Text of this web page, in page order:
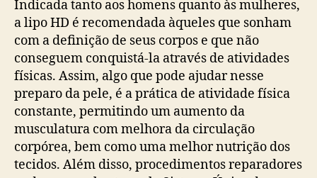
Indicada tanto aos homens quanto às mulheres,
a lipo HD é recomendada àqueles que sonham
com a definição de seus corpos e que não
conseguem conquistá-la através de atividades
físicas. Assim, algo que pode ajudar nesse
preparo da pele, é a prática de atividade física
constante, permitindo um aumento da
musculatura com melhora da circulação
corpórea, bem como uma melhor nutrição dos
tecidos. Além disso, procedimentos reparadores